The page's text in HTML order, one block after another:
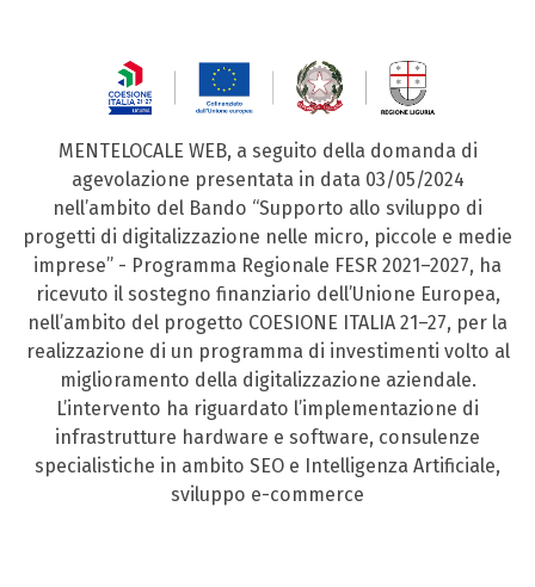
MENTELOCALE WEB, a seguito della domanda di
agevolazione presentata in data 03/05/2024
nell’ambito del Bando “Supporto allo sviluppo di
progetti di digitalizzazione nelle micro, piccole e medie
imprese” - Programma Regionale FESR 2021–2027, ha
ricevuto il sostegno finanziario dell’Unione Europea,
nell’ambito del progetto COESIONE ITALIA 21–27, per la
realizzazione di un programma di investimenti volto al
miglioramento della digitalizzazione aziendale.
L’intervento ha riguardato l’implementazione di
infrastrutture hardware e software, consulenze
specialistiche in ambito SEO e Intelligenza Artificiale,
sviluppo e-commerce